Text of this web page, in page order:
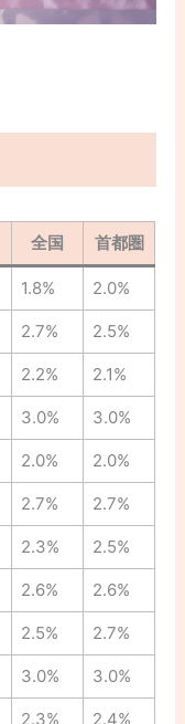
全国 首都圏
1.8% 2.0%
2.7% 2.5%
2.2% 2.1%
3.0% 3.0%
2.0% 2.0%
2.7% 2.7%
2.3% 2.5%
2.6% 2.6%
2.5% 2.7%
3.0% 3.0%
2.3% 2.4%